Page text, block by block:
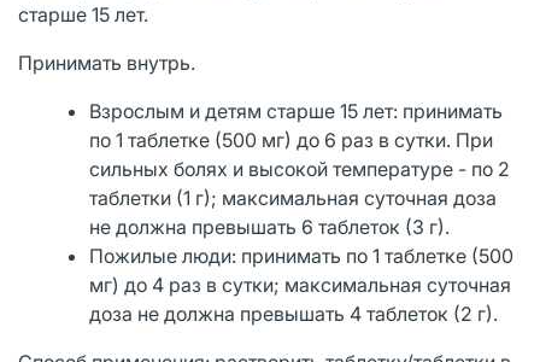
старше 15 лет.
Принимать внутрь.
Взрослым и детям старше 15 лет: принимать
по 1 таблетке (500 мг) до 6 раз в сутки. При
сильных болях и высокой температуре - по 2
таблетки (1 г); максимальная суточная доза
не должна превышать 6 таблеток (3 г).
Пожилые люди: принимать по 1 таблетке (500
мг) до 4 раз в сутки; максимальная суточная
доза не должна превышать 4 таблеток (2 г).